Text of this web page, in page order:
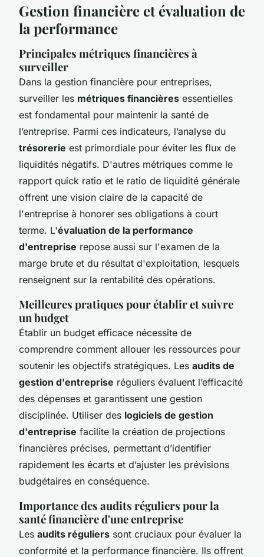
Gestion financière et évaluation de
la performance
Principales métriques financières à
surveiller
Dans la gestion financière pour entreprises,
surveiller les métriques financières essentielles
est fondamental pour maintenir la santé de
l’entreprise. Parmi ces indicateurs, l’analyse du
trésorerie est primordiale pour éviter les flux de
liquidités négatifs. D'autres métriques comme le
rapport quick ratio et le ratio de liquidité générale
offrent une vision claire de la capacité de
l'entreprise à honorer ses obligations à court
terme. L'évaluation de la performance
d'entreprise repose aussi sur l'examen de la
marge brute et du résultat d'exploitation, lesquels
renseignent sur la rentabilité des opérations.
Meilleures pratiques pour établir et suivre
un budget
Établir un budget efficace nécessite de
comprendre comment allouer les ressources pour
soutenir les objectifs stratégiques. Les audits de
gestion d'entreprise réguliers évaluent l’efficacité
des dépenses et garantissent une gestion
disciplinée. Utiliser des logiciels de gestion
d'entreprise facilite la création de projections
financières précises, permettant d’identifier
rapidement les écarts et d’ajuster les prévisions
budgétaires en conséquence.
Importance des audits réguliers pour la
santé financière d'une entreprise
Les audits réguliers sont cruciaux pour évaluer la
conformité et la performance financière. Ils offrent